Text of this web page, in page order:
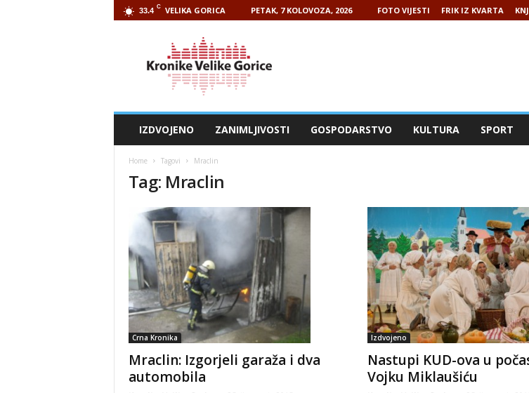
33.4 C VELIKA GORICA PETAK, 7 KOLOVOZA, 2026 FOTO VIJESTI FRIK IZ KVARTA
IZDVOJENO ZANIMLJIVOSTI GOSPODARSTVO KULTURA SPORT
Home Tagovi Mraclin
Tag: Mraclin
Crna Kronika
Mraclin: Izgorjeli garaža i dva
automobila
Izdvojeno
Nastupi KUD-ova u
Vojku Miklaušiću